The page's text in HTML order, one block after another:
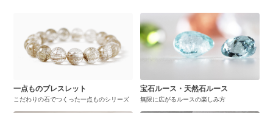
一点ものブレスレット
こだわりの石でつくった一点ものシリーズ
宝石ルース・天然石ルース
無限に広がるルースの楽しみ方